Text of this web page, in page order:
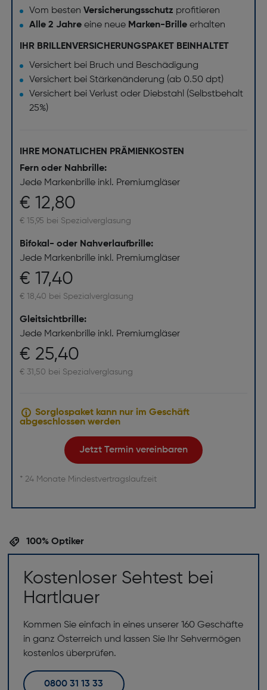
Vom besten Versicherungsschutz profitieren
Alle 2 Jahreeine neue Marken-Brille erhalten
IHR BRILLENVERSICHERUNGSPAKET BEINHALTET
Versichert bei Bruch und Beschädigung
Versichert bei Stärkenänderung (ab 0.50 dpt)
Versichert bei Verlust oder Diebstahl (Selbstbehalt
25%)
IHRE MONATLICHEN PRÄMIENKOSTEN
Fern oder Nahbrille:
Jede Markenbrille inkl. Premiumgläser
€ 12,80
€ 15,95 bei Spezialverglasung
Bifokal- oder Nahverlaufbrille:
Jede Markenbrille inkl. Premiumgläser
€ 17,40
€ 18,40 bei Spezialverglasung
Gleitsichtbrille:
Jede Markenbrille inkl. Premiumgläser
€ 25,40
€ 31,50 bei Spezialverglasung
Sorglospaket kann nur im Geschäft
abgeschlossen werden
Jetzt Termin vereinbaren
* 24 Monate Mindestvertragslaufzeit
100% Optiker
Kostenloser Sehtest bei
Hartlauer
Kommen Sie einfach in eines unserer 160 Geschäfte
in ganz Österreich und lassen Sie Ihr Sehvermögen
kostenlos überprüfen.
0800 31 13 33